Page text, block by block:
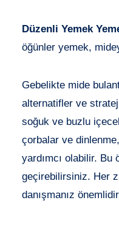
Düzenli Yemek
öğünler yemek,
Gebelikte mide
alternatifler ve
soğuk ve buzlu
çorbalar ve dinlenme,
yardımcı olabilir. Bu
geçirebilirsiniz. Her
danışmanız